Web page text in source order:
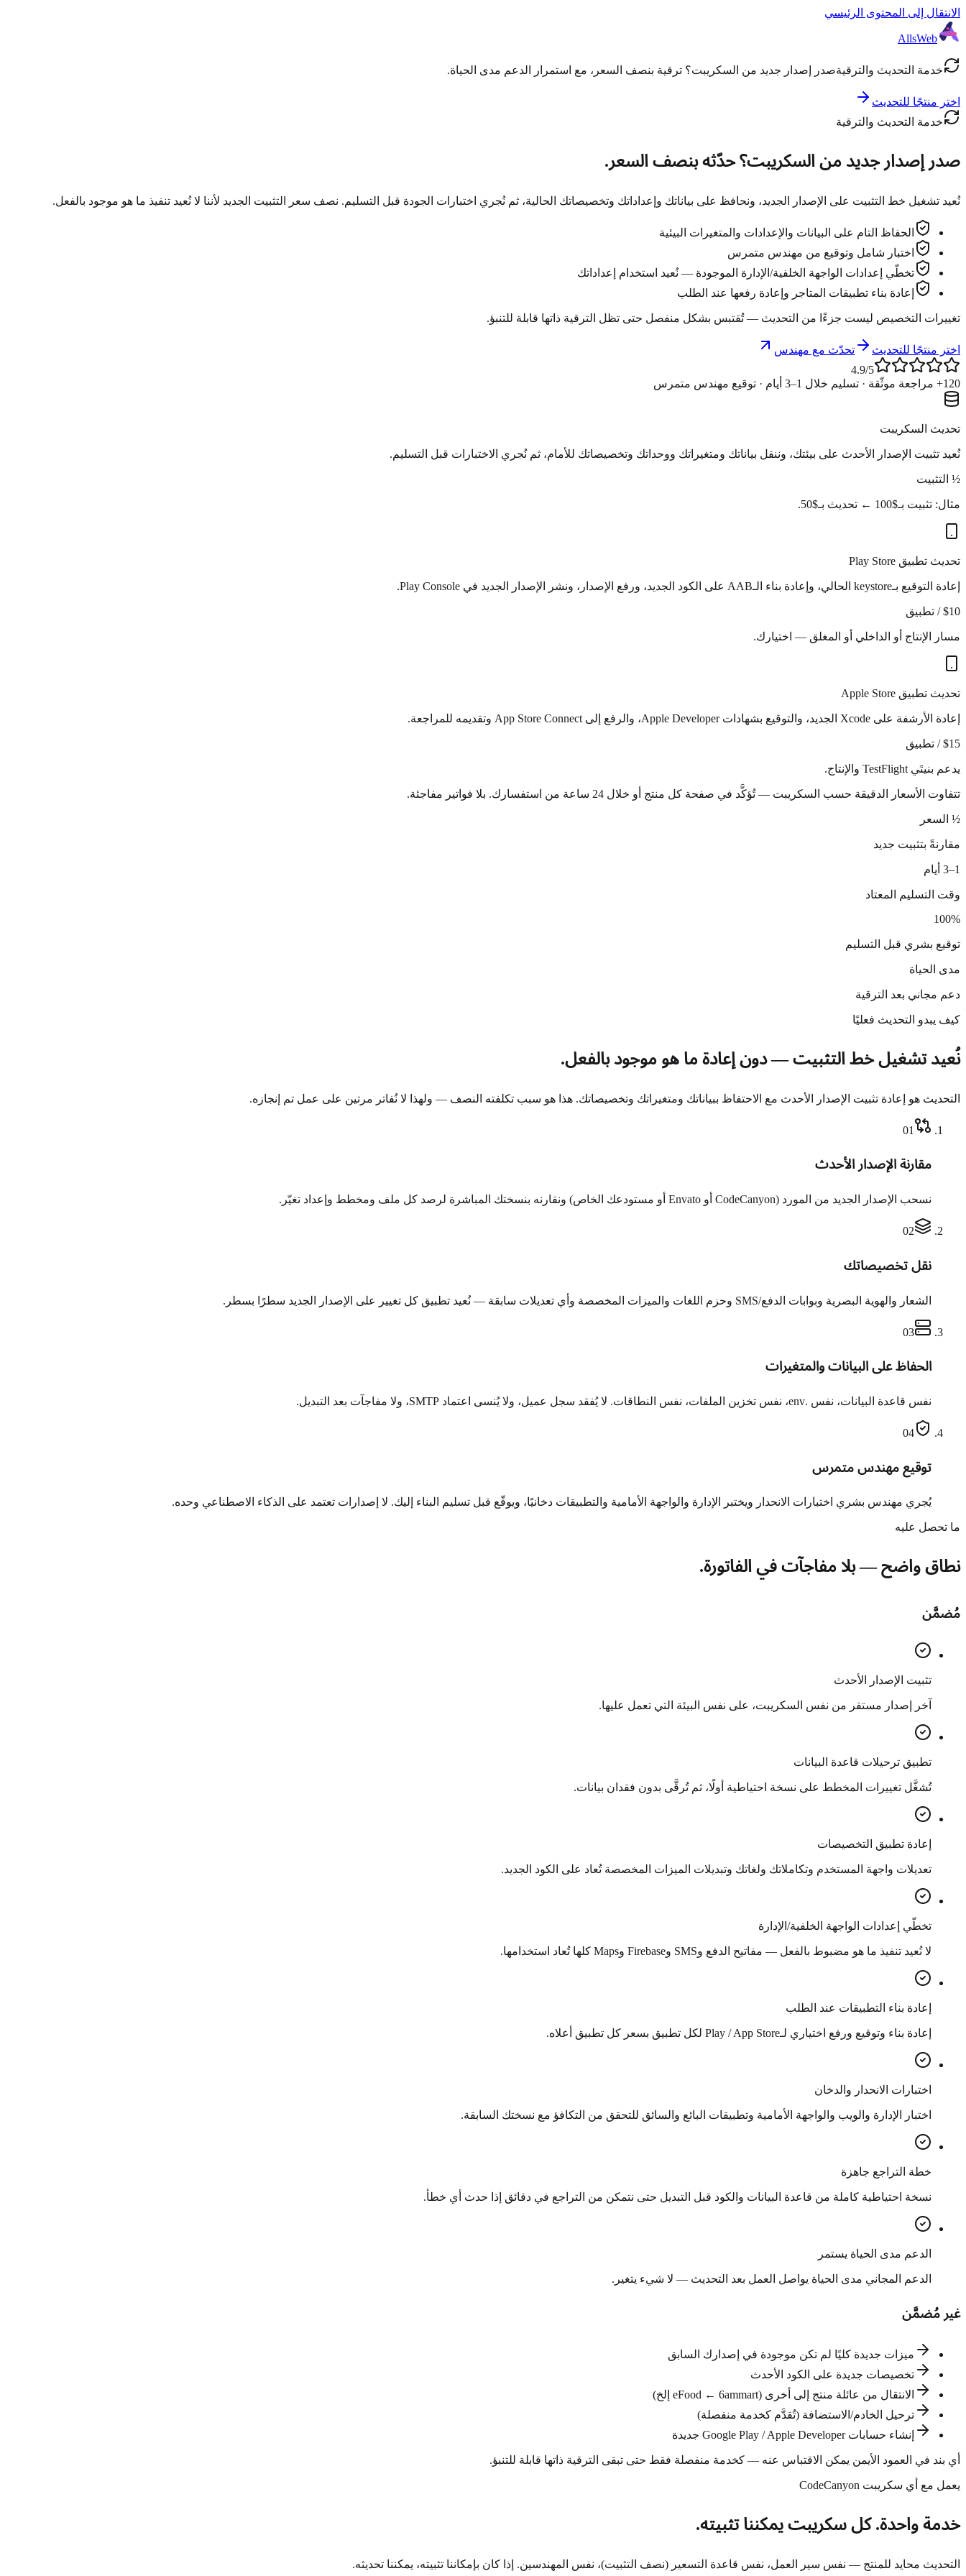
الانتقال إلى المحتوى الرئيسي
AllsWeb
خدمة التحديث والترقيةصدر إصدار جديد من السكريبت؟ ترقية بنصف السعر، مع استمرار الدعم مدى الحياة.
اختر منتجًا للتحديث
خدمة التحديث والترقية
صدر إصدار جديد من السكريبت؟ حدّثه بنصف السعر.
نُعيد تشغيل خط التثبيت على الإصدار الجديد، ونحافظ على بياناتك وإعداداتك وتخصيصاتك الحالية، ثم نُجري اختبارات الجودة قبل التسليم. نصف سعر التثبيت الجديد لأننا لا نُعيد تنفيذ ما هو موجود بالفعل.
الحفاظ التام على البيانات والإعدادات والمتغيرات البيئية
اختبار شامل وتوقيع من مهندس متمرس
تخطّي إعدادات الواجهة الخلفية/الإدارة الموجودة — نُعيد استخدام إعداداتك
إعادة بناء تطبيقات المتاجر وإعادة رفعها عند الطلب
تغييرات التخصيص ليست جزءًا من التحديث — تُقتبس بشكل منفصل حتى تظل الترقية ذاتها قابلة للتنبؤ.
اختر منتجًا للتحديث
تحدّث مع مهندس
4.9/5
120+ مراجعة موثّقة · تسليم خلال 1–3 أيام · توقيع مهندس متمرس
تحديث السكريبت
نُعيد تثبيت الإصدار الأحدث على بيئتك، وننقل بياناتك ومتغيراتك ووحداتك وتخصيصاتك للأمام، ثم نُجري الاختبارات قبل التسليم.
½ التثبيت
مثال: تثبيت بـ$100 ← تحديث بـ$50.
تحديث تطبيق Play Store
إعادة التوقيع بـkeystore الحالي، وإعادة بناء الـAAB على الكود الجديد، ورفع الإصدار، ونشر الإصدار الجديد في Play Console.
$10 / تطبيق
مسار الإنتاج أو الداخلي أو المغلق — اختيارك.
تحديث تطبيق Apple Store
إعادة الأرشفة على Xcode الجديد، والتوقيع بشهادات Apple Developer، والرفع إلى App Store Connect وتقديمه للمراجعة.
$15 / تطبيق
يدعم بنيتَي TestFlight والإنتاج.
تتفاوت الأسعار الدقيقة حسب السكريبت — تُؤكَّد في صفحة كل منتج أو خلال 24 ساعة من استفسارك. بلا فواتير مفاجئة.
½ السعر
مقارنةً بتثبيت جديد
1–3 أيام
وقت التسليم المعتاد
100%
توقيع بشري قبل التسليم
مدى الحياة
دعم مجاني بعد الترقية
كيف يبدو التحديث فعليًا
نُعيد تشغيل خط التثبيت — دون إعادة ما هو موجود بالفعل.
التحديث هو إعادة تثبيت الإصدار الأحدث مع الاحتفاظ ببياناتك ومتغيراتك وتخصيصاتك. هذا هو سبب تكلفته النصف — ولهذا لا نُفاتر مرتين على عمل تم إنجازه.
01
مقارنة الإصدار الأحدث
نسحب الإصدار الجديد من المورد (CodeCanyon أو Envato أو مستودعك الخاص) ونقارنه بنسختك المباشرة لرصد كل ملف ومخطط وإعداد تغيّر.
02
نقل تخصيصاتك
الشعار والهوية البصرية وبوابات الدفع/SMS وحزم اللغات والميزات المخصصة وأي تعديلات سابقة — نُعيد تطبيق كل تغيير على الإصدار الجديد سطرًا بسطر.
03
الحفاظ على البيانات والمتغيرات
نفس قاعدة البيانات، نفس .env، نفس تخزين الملفات، نفس النطاقات. لا يُفقد سجل عميل، ولا يُنسى اعتماد SMTP، ولا مفاجآت بعد التبديل.
04
توقيع مهندس متمرس
يُجري مهندس بشري اختبارات الانحدار ويختبر الإدارة والواجهة الأمامية والتطبيقات دخانيًا، ويوقّع قبل تسليم البناء إليك. لا إصدارات تعتمد على الذكاء الاصطناعي وحده.
ما تحصل عليه
نطاق واضح — بلا مفاجآت في الفاتورة.
مُضمَّن
تثبيت الإصدار الأحدث
آخر إصدار مستقر من نفس السكريبت، على نفس البيئة التي تعمل عليها.
تطبيق ترحيلات قاعدة البيانات
تُشغَّل تغييرات المخطط على نسخة احتياطية أولًا، ثم تُرقَّى بدون فقدان بيانات.
إعادة تطبيق التخصيصات
تعديلات واجهة المستخدم وتكاملاتك ولغاتك وتبديلات الميزات المخصصة تُعاد على الكود الجديد.
تخطّي إعدادات الواجهة الخلفية/الإدارة
لا نُعيد تنفيذ ما هو مضبوط بالفعل — مفاتيح الدفع وSMS وFirebase وMaps كلها تُعاد استخدامها.
إعادة بناء التطبيقات عند الطلب
إعادة بناء وتوقيع ورفع اختياري لـPlay / App Store لكل تطبيق بسعر كل تطبيق أعلاه.
اختبارات الانحدار والدخان
اختبار الإدارة والويب والواجهة الأمامية وتطبيقات البائع والسائق للتحقق من التكافؤ مع نسختك السابقة.
خطة التراجع جاهزة
نسخة احتياطية كاملة من قاعدة البيانات والكود قبل التبديل حتى نتمكن من التراجع في دقائق إذا حدث أي خطأ.
الدعم مدى الحياة يستمر
الدعم المجاني مدى الحياة يواصل العمل بعد التحديث — لا شيء يتغير.
غير مُضمَّن
ميزات جديدة كليًا لم تكن موجودة في إصدارك السابق
تخصيصات جديدة على الكود الأحدث
الانتقال من عائلة منتج إلى أخرى (eFood ← 6ammart إلخ)
ترحيل الخادم/الاستضافة (تُقدَّم كخدمة منفصلة)
إنشاء حسابات Google Play / Apple Developer جديدة
أي بند في العمود الأيمن يمكن الاقتباس عنه — كخدمة منفصلة فقط حتى تبقى الترقية ذاتها قابلة للتنبؤ.
يعمل مع أي سكريبت CodeCanyon
خدمة واحدة. كل سكريبت يمكننا تثبيته.
التحديث محايد للمنتج — نفس سير العمل، نفس قاعدة التسعير (نصف التثبيت)، نفس المهندسين. إذا كان بإمكاننا تثبيته، يمكننا تحديثه.